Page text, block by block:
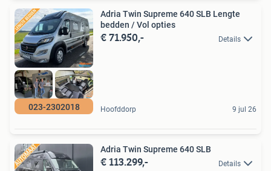
023-2302018
Adria Twin Supreme 640 SLB Lengte
bedden / Vol opties
€ 71.950,- Details
Hoofddorp 9 jul 26
Adria Twin Supreme 640 SLB
€ 113.299,- Details